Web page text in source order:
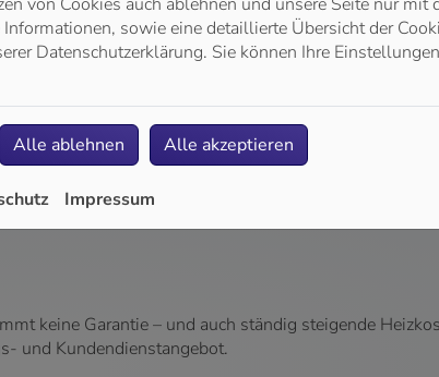
Wärmeverteilung auf alle
keine Garantie – und auch ständig steigende
und Kundendienstangebot.
sowie eine detaillierte Übersicht der
Datenschutzerklärung. Sie können Ihre Einstellungen
Alle ablehnen Alle akzeptieren
Impressum